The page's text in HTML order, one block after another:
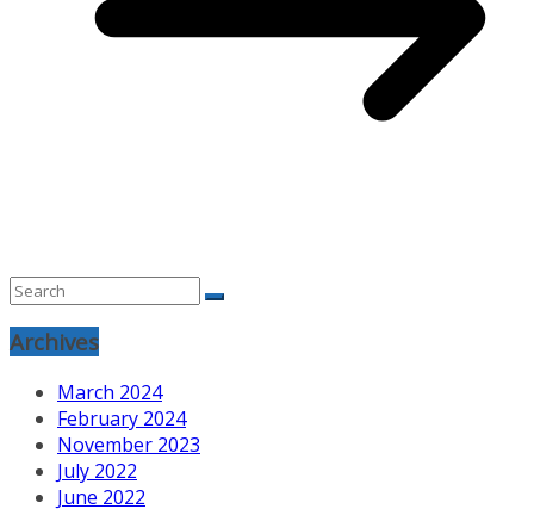
Archives
March 2024
February 2024
November 2023
July 2022
June 2022